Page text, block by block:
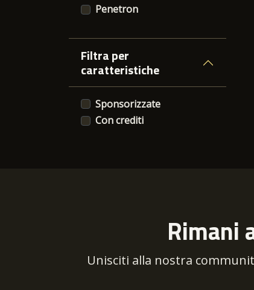
Isabella Magrini
Juan Pedro Grammaldo
Massimo Cassibba
Miriam Benedetti
Sergio Vianello
Penetron
Filtra per
caratteristiche
Sponsorizzate
Con crediti
Rimani
Unisciti alla nostra